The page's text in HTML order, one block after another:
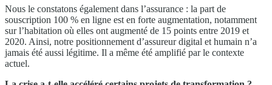
Nous le constatons également dans l’assurance : la part de
souscription 100 % en ligne est en forte augmentation, notamment
sur l’habitation où elles ont augmenté de 15 points entre 2019 et
2020. Ainsi, notre positionnement d’assureur digital et humain n’a
jamais été aussi légitime. Il a même été amplifié par le contexte
actuel.